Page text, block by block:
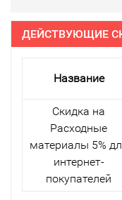
ДЕЙСТВУЮЩИЕ
Название
Скидка на
Расходные
материалы 5%
интернет-
покупателей